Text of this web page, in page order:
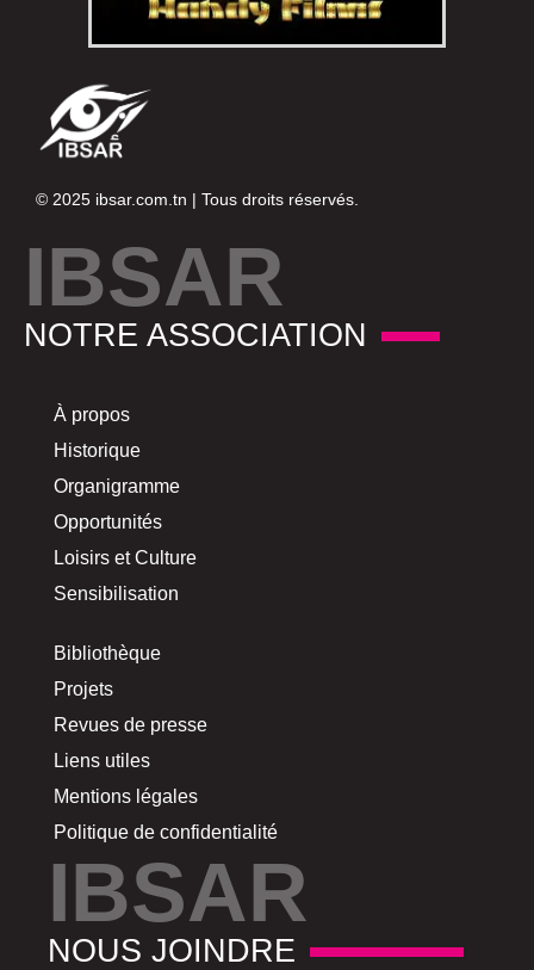
© 2025 ibsar.com.tn | Tous droits réservés.
IBSAR
NOTRE ASSOCIATION
À propos
Historique
Organigramme
Opportunités
Loisirs et Culture
Sensibilisation
Bibliothèque
Projets
Revues de presse
Liens utiles
Mentions légales
Politique de confidentialité
IBSAR
NOUS JOINDRE